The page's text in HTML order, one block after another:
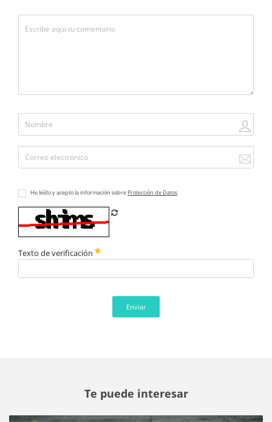
He leído y acepto la información sobre Protección de Datos
Texto de verificación
Enviar
Te puede interesar